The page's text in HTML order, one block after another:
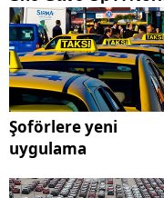
Şoförlere yeni
uygulama